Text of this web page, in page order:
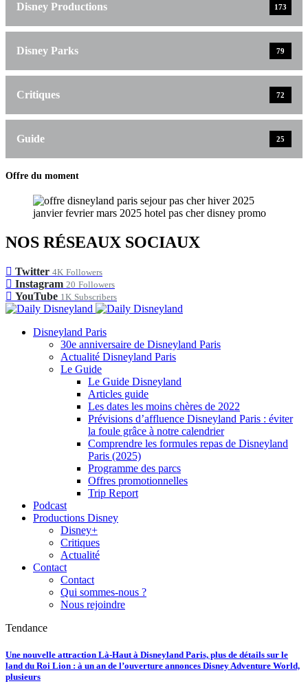
Disney Productions 173
Disney Parks 79
Critiques 72
Guide 25
Offre du moment
NOS RÉSEAUX SOCIAUX
Twitter 4K Followers
Instagram 20 Followers
YouTube 1K Subscribers
Disneyland Paris
30e anniversaire de Disneyland Paris
Actualité Disneyland Paris
Le Guide
Le Guide Disneyland
Articles guide
Les dates les moins chères de 2022
Prévisions d’affluence Disneyland Paris : éviter
la foule grâce à notre calendrier
Comprendre les formules repas de Disneyland
Paris (2025)
Programme des parcs
Offres promotionnelles
Trip Report
Podcast
Productions Disney
Disney+
Critiques
Actualité
Contact
Contact
Qui sommes-nous ?
Nous rejoindre
Tendance
Une nouvelle attraction Là-Haut à Disneyland Paris, plus de détails sur le
land du Roi Lion : à un an de l’ouverture annonces Disney Adventure World,
plusieurs